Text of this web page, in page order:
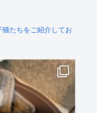
たちをご紹介してお